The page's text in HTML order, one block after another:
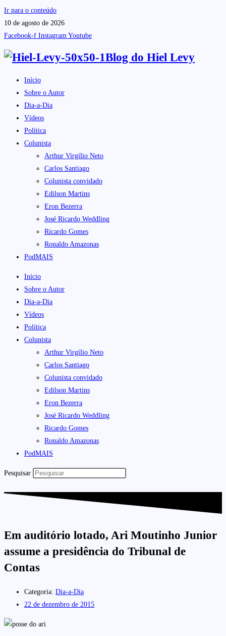
Ir para o conteúdo
10 de agosto de 2026
Facebook-f Instagram Youtube
Blog do Hiel Levy
Início
Sobre o Autor
Dia-a-Dia
Vídeos
Política
Colunista
Arthur Virgílio Neto
Carlos Santiago
Colunista convidado
Edilson Martins
Eron Bezerra
José Ricardo Weddling
Ricardo Gomes
Ronaldo Amazonas
PodMAIS
Início
Sobre o Autor
Dia-a-Dia
Vídeos
Política
Colunista
Arthur Virgílio Neto
Carlos Santiago
Colunista convidado
Edilson Martins
Eron Bezerra
José Ricardo Weddling
Ricardo Gomes
Ronaldo Amazonas
PodMAIS
Pesquisar
Em auditório lotado, Ari Moutinho Junior
assume a presidência do Tribunal de
Contas
Categoria: Dia-a-Dia
22 de dezembro de 2015